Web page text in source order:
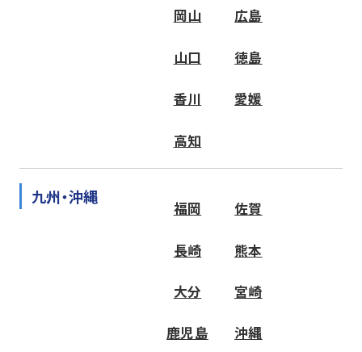
岡山 広島
山口 徳島
香川 愛媛
高知
九州・沖縄
福岡 佐賀
長崎 熊本
大分 宮崎
鹿児島 沖縄